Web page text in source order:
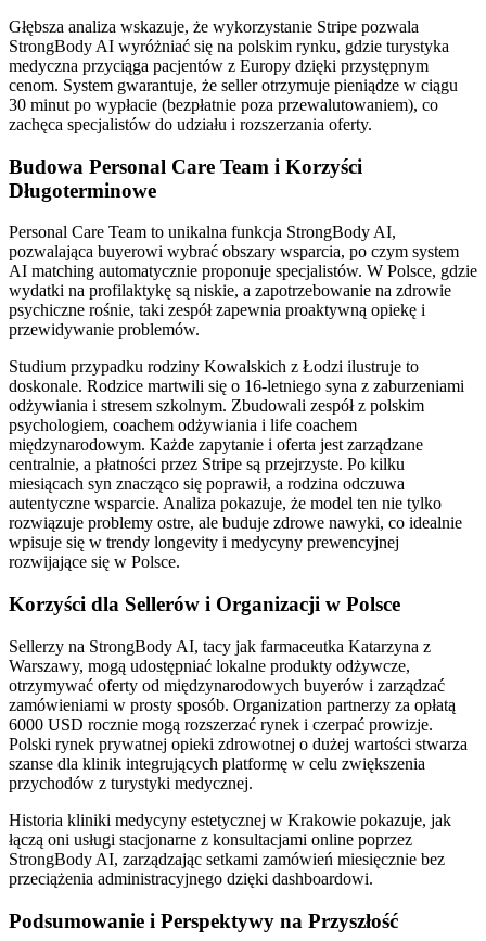
Głębsza analiza wskazuje, że wykorzystanie Stripe pozwala
StrongBody AI wyróżniać się na polskim rynku, gdzie turystyka
medyczna przyciąga pacjentów z Europy dzięki przystępnym
cenom. System gwarantuje, że seller otrzymuje pieniądze w ciągu
30 minut po wypłacie (bezpłatnie poza przewalutowaniem), co
zachęca specjalistów do udziału i rozszerzania oferty.
Budowa Personal Care Team i Korzyści
Długoterminowe
Personal Care Team to unikalna funkcja StrongBody AI,
pozwalająca buyerowi wybrać obszary wsparcia, po czym system
AI matching automatycznie proponuje specjalistów. W Polsce, gdzie
wydatki na profilaktykę są niskie, a zapotrzebowanie na zdrowie
psychiczne rośnie, taki zespół zapewnia proaktywną opiekę i
przewidywanie problemów.
Studium przypadku rodziny Kowalskich z Łodzi ilustruje to
doskonale. Rodzice martwili się o 16-letniego syna z zaburzeniami
odżywiania i stresem szkolnym. Zbudowali zespół z polskim
psychologiem, coachem odżywiania i life coachem
międzynarodowym. Każde zapytanie i oferta jest zarządzane
centralnie, a płatności przez Stripe są przejrzyste. Po kilku
miesiącach syn znacząco się poprawił, a rodzina odczuwa
autentyczne wsparcie. Analiza pokazuje, że model ten nie tylko
rozwiązuje problemy ostre, ale buduje zdrowe nawyki, co idealnie
wpisuje się w trendy longevity i medycyny prewencyjnej
rozwijające się w Polsce.
Korzyści dla Sellerów i Organizacji w Polsce
Sellerzy na StrongBody AI, tacy jak farmaceutka Katarzyna z
Warszawy, mogą udostępniać lokalne produkty odżywcze,
otrzymywać oferty od międzynarodowych buyerów i zarządzać
zamówieniami w prosty sposób. Organization partnerzy za opłatą
6000 USD rocznie mogą rozszerzać rynek i czerpać prowizje.
Polski rynek prywatnej opieki zdrowotnej o dużej wartości stwarza
szanse dla klinik integrujących platformę w celu zwiększenia
przychodów z turystyki medycznej.
Historia kliniki medycyny estetycznej w Krakowie pokazuje, jak
łączą oni usługi stacjonarne z konsultacjami online poprzez
StrongBody AI, zarządzając setkami zamówień miesięcznie bez
przeciążenia administracyjnego dzięki dashboardowi.
Podsumowanie i Perspektywy na Przyszłość